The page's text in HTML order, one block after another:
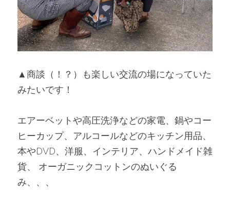
▲商談（！？）も楽しい交流の場になっていた
みたいです！
エアーベットや高圧洗浄などの家電、鍋やコー
ヒーカップ、アルコールなどのキッチン用品、
本やDVD、洋服、インテリア、ハンドメイド雑
貨、 オーガニックコットンのぬいぐる
み、、、